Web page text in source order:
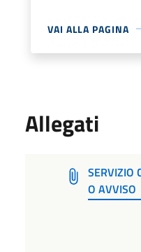
VAI ALLA PAGINA
Allegati
SERVIZIO
O AVVISO